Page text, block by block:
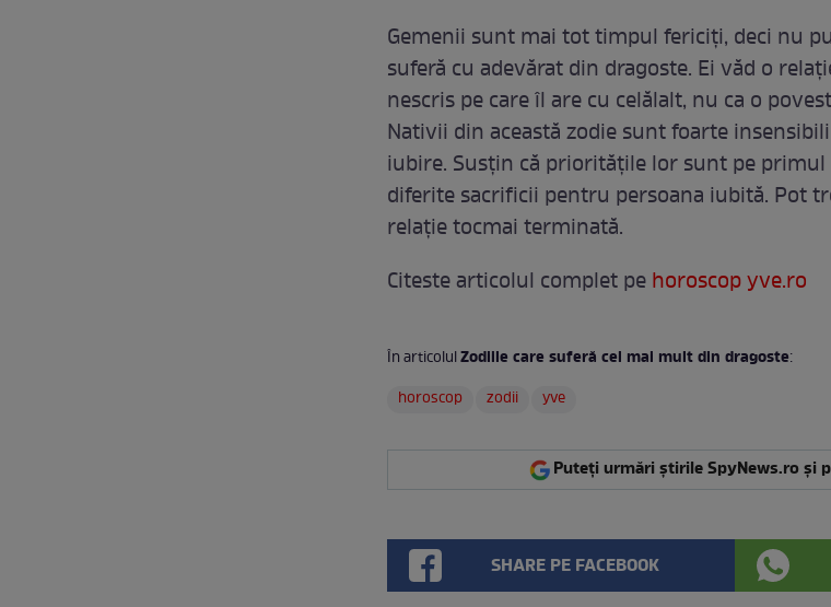
Gemenii sunt mai tot timpul fericiți, deci nu
suferă cu adevărat din dragoste. Ei văd o
nescris pe care îl are cu celălalt, nu ca o
Nativii din această zodie sunt foarte
iubire. Susțin că prioritățile lor sunt pe primul
diferite sacrificii pentru persoana iubită. Pot
relație tocmai terminată.
Citeste articolul complet pehoroscop yve.ro
În articolulZodiile care suferă cel mai mult din dragoste:
horoscop
zodii yve
Puteți urmări știrile SpyNews.ro și
SHARE PE FACEBOOK